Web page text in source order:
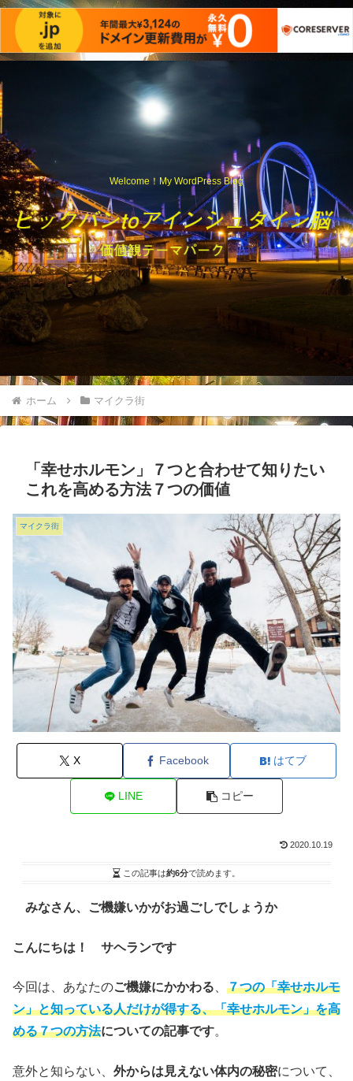
Welcome！My WordPress Blog
ホーム マイクラ街
「幸せホルモン」７つと合わせて知りたい
これを高める方法７つの価値
マイクラ街
X Facebook はてブ
LINE コピー
2020.10.19
この記事は約6分で読めます。
みなさん、ご機嫌いかがお過ごしでしょうか
こんにちは！ サヘランです
今回は、あなたのご機嫌にかかわる
７つの「幸せホルモ
ン」と知っている人だけが得する、「幸せホルモン」を高
める７つの方法についての記事です。
意外と知らない、 外からは見えない体内の秘密について、